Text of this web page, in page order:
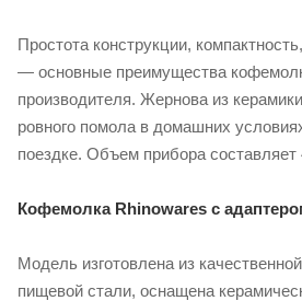
Простота конструкции,
— основные преимущества
производителя. Жернова из
ровного помола в домашних
поездке. Объем прибора составляет
Кофемолка Rhinowares с
Модель изготовлена из
пищевой стали, оснащена